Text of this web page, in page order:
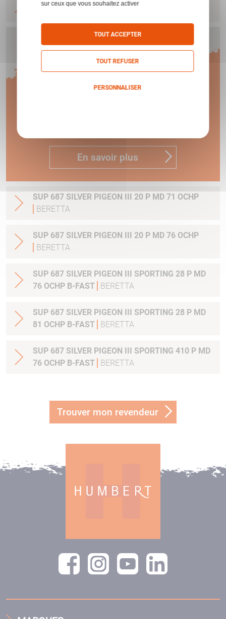
Humbert vous offre
1 AN
En savoir plus
SUP 687 SILVER PIGEON III 20 P MD 71 OCHP
BERETTA
SUP 687 SILVER PIGEON III 20 P MD 76 OCHP
BERETTA
SUP 687 SILVER PIGEON III SPORTING 28 P MD
76 OCHP B-FAST
BERETTA
SUP 687 SILVER PIGEON III SPORTING 28 P MD
81 OCHP B-FAST
BERETTA
SUP 687 SILVER PIGEON III SPORTING 410 P MD
76 OCHP B-FAST
BERETTA
Trouver mon revendeur
sur ceux que vous souhaitez activer
TOUT ACCEPTER
TOUT REFUSER
PERSONNALISER